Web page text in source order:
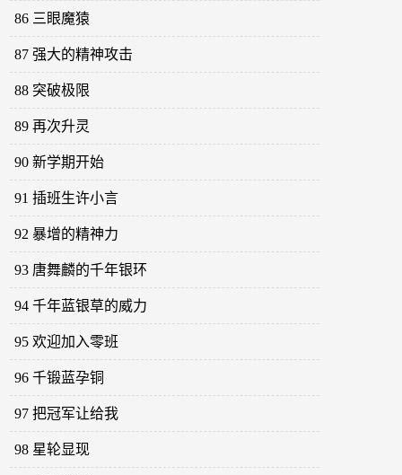
86 三眼魔猿
87 强大的精神攻击
88 突破极限
89 再次升灵
90 新学期开始
91 插班生许小言
92 暴增的精神力
93 唐舞麟的千年银环
94 千年蓝银草的威力
95 欢迎加入零班
96 千锻蓝孕铜
97 把冠军让给我
98 星轮显现